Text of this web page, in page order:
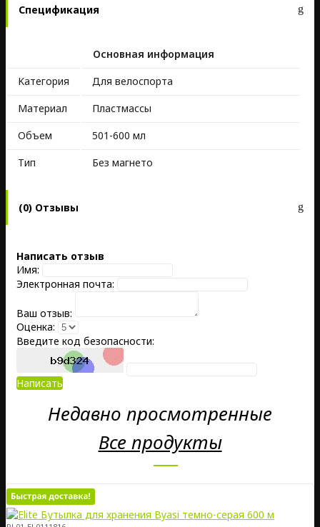
Спецификация
Основная информация
Kатегория
Для велоспорта
Материал
Пластмассы
Объем
501-600 мл
Тип
Без магнето
(0) Отзывы
Написать отзыв
Имя:
Электронная почта:
Ваш отзыв:
Оценка:
Введите код безопасности:
Написать
Недавно просмотренные
Все продукты